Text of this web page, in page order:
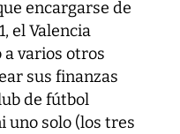
encargarse de
el Valencia
a varios otros
sus finanzas
de fútbol
uno solo (los tres